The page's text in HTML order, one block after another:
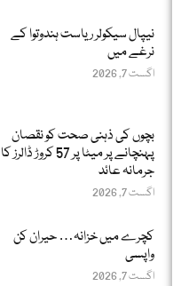
نیپال سیکولر ریاست ہندوتوا کے
نرغے میں
اگست 7, 2026
بچوں کی ذہنی صحت کو نقصان
پہنچانے پر میٹا پر 57 کروڑ ڈالرز کا
جرمانہ عائد
اگست 7, 2026
کچرے میں خزانہ… حیران کن
واپسی
اگست 7, 2026